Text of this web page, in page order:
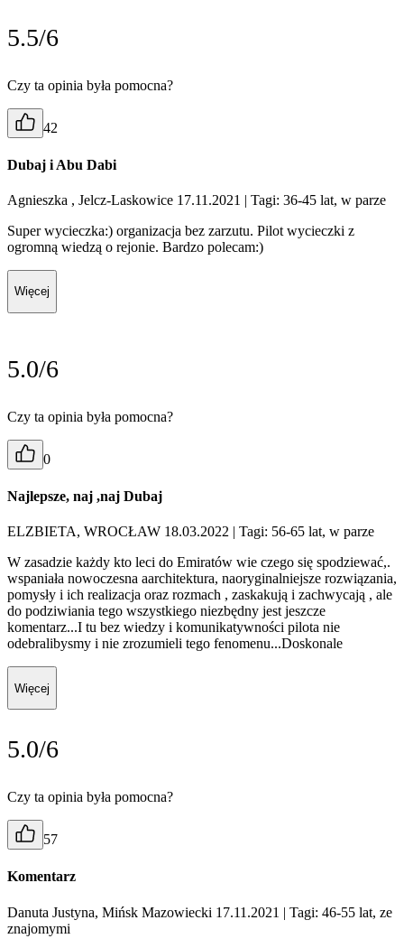
5.5/6
Czy ta opinia była pomocna?
42
Dubaj i Abu Dabi
Agnieszka , Jelcz-Laskowice 17.11.2021 | Tagi: 36-45 lat, w parze
Super wycieczka:) organizacja bez zarzutu. Pilot wycieczki z
ogromną wiedzą o rejonie. Bardzo polecam:)
Więcej
5.0/6
Czy ta opinia była pomocna?
0
Najlepsze, naj ,naj Dubaj
ELZBIETA, WROCŁAW 18.03.2022 | Tagi: 56-65 lat, w parze
W zasadzie każdy kto leci do Emiratów wie czego się spodziewać,.
wspaniała nowoczesna aarchitektura, naoryginalniejsze rozwiązania,
pomysły i ich realizacja oraz rozmach , zaskakują i zachwycają , ale
do podziwiania tego wszystkiego niezbędny jest jeszcze
komentarz...I tu bez wiedzy i komunikatywności pilota nie
odebralibysmy i nie zrozumieli tego fenomenu...Doskonale
Więcej
5.0/6
Czy ta opinia była pomocna?
57
Komentarz
Danuta Justyna, Mińsk Mazowiecki 17.11.2021 | Tagi: 46-55 lat, ze
znajomymi